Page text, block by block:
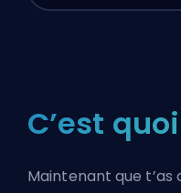
C’est
Maintenant que t’as